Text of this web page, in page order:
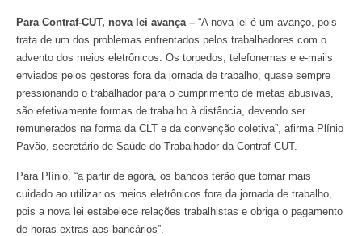
Para Contraf-CUT, nova lei avança – “A nova lei é um avanço, pois
trata de um dos problemas enfrentados pelos trabalhadores com o
advento dos meios eletrônicos. Os torpedos, telefonemas e e-mails
enviados pelos gestores fora da jornada de trabalho, quase sempre
pressionando o trabalhador para o cumprimento de metas abusivas,
são efetivamente formas de trabalho à distância, devendo ser
remunerados na forma da CLT e da convenção coletiva”, afirma Plínio
Pavão, secretário de Saúde do Trabalhador da Contraf-CUT.
Para Plínio, “a partir de agora, os bancos terão que tomar mais
cuidado ao utilizar os meios eletrônicos fora da jornada de trabalho,
pois a nova lei estabelece relações trabalhistas e obriga o pagamento
de horas extras aos bancários”.